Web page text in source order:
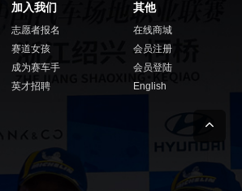
加入我们
志愿者报名
赛道女孩
成为赛车手
英才招聘
其他
在线商城
会员注册
会员登陆
English